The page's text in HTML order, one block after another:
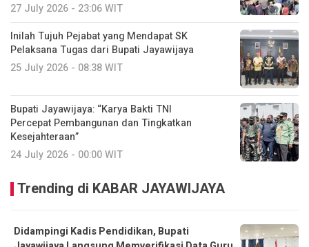
27 July 2026 - 23:06 WIT
Inilah Tujuh Pejabat yang Mendapat SK
Pelaksana Tugas dari Bupati Jayawijaya
25 July 2026 - 08:38 WIT
Bupati Jayawijaya: “Karya Bakti TNI
Percepat Pembangunan dan Tingkatkan
Kesejahteraan”
24 July 2026 - 00:00 WIT
Trending di KABAR JAYAWIJAYA
Didampingi Kadis Pendidikan, Bupati